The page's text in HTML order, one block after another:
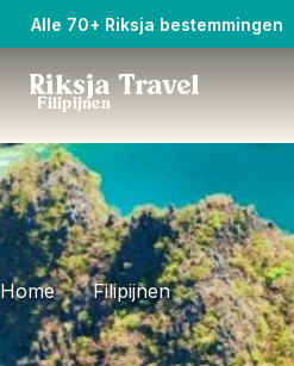
Alle 70+ Riksja bestemmingen
Riksja Travel
Filipijnen
Home Filipijnen